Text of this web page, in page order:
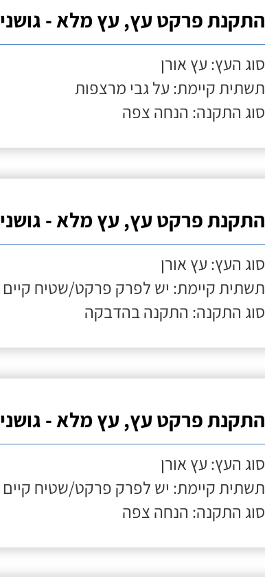
התקנת פרקט עץ, עץ מלא - גושני
סוג העץ: עץ אורן
תשתית קיימת: על גבי מרצפות
סוג התקנה: הנחה צפה
התקנת פרקט עץ, עץ מלא - גושני
סוג העץ: עץ אורן
תשתית קיימת: יש לפרק פרקט/שטיח קיים
סוג התקנה: התקנה בהדבקה
התקנת פרקט עץ, עץ מלא - גושני
סוג העץ: עץ אורן
תשתית קיימת: יש לפרק פרקט/שטיח קיים
סוג התקנה: הנחה צפה